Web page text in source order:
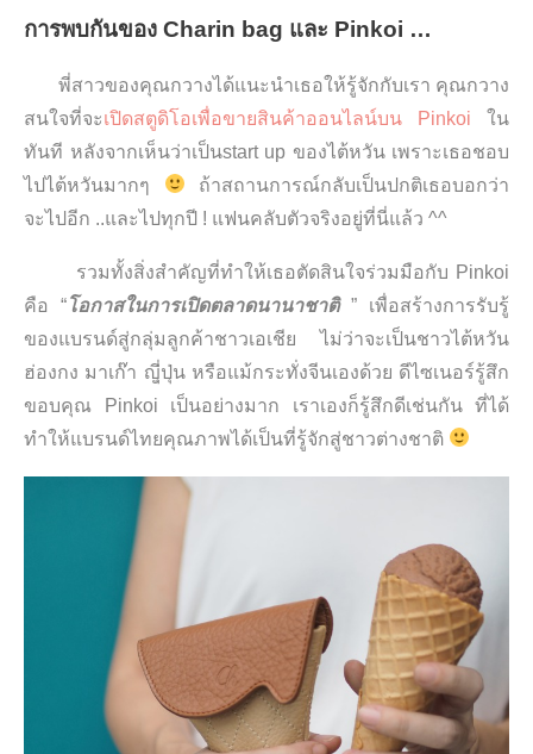
การพบกันของ Charin bag และ Pinkoi …
พี่สาวของคุณกวางได้แนะนำเธอให้รู้จักกับเรา คุณกวาง
สนใจที่จะเปิดสตูดิโอเพื่อขายสินค้าออนไลน์บน Pinkoi ใน
ทันที หลังจากเห็นว่าเป็นstart up ของไต้หวัน เพราะเธอชอบ
ไปไต้หวันมากๆ
ถ้าสถานการณ์กลับเป็นปกติเธอบอกว่า
จะไปอีก ..และไปทุกปี ! แฟนคลับตัวจริงอยู่ที่นี่แล้ว ^^
รวมทั้งสิ่งสำคัญที่ทำให้เธอตัดสินใจร่วมมือกับ Pinkoi
คือ “โอกาสในการเปิดตลาดนานาชาติ ” เพื่อสร้างการรับรู้
ของแบรนด์สู่กลุ่มลูกค้าชาวเอเชีย ไม่ว่าจะเป็นชาวไต้หวัน
ฮ่องกง มาเก๊า ญีุ่่ปุ่น หรือแม้กระทั่งจีนเองด้วย ดีไซเนอร์รู้สึก
ขอบคุณ Pinkoi เป็นอย่างมาก เราเองก็รู้สึกดีเช่นกัน ที่ได้
ทำให้แบรนด์ไทยคุณภาพได้เป็นที่รู้จักสู่ชาวต่างชาติ